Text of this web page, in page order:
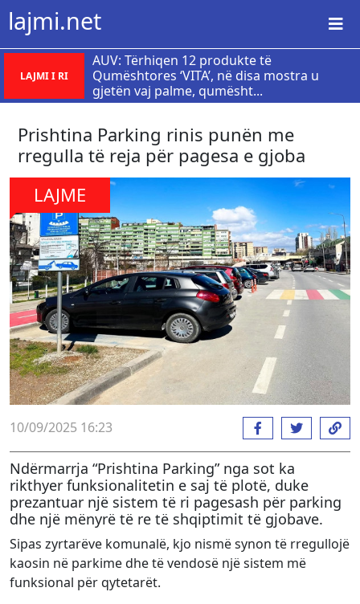
lajmi.net
LAJMI I RI
AUV: Tërhiqen 12 produkte të
Qumështores ‘VITA’, në disa mostra u
gjetën vaj palme, qumësht...
​Prishtina Parking rinis punën me
rregulla të reja për pagesa e gjoba
LAJME
10/09/2025 16:23
Ndërmarrja “Prishtina Parking” nga sot ka
rikthyer funksionalitetin e saj të plotë, duke
prezantuar një sistem të ri pagesash për parking
dhe një mënyrë të re të shqiptimit të gjobave.
Sipas zyrtarëve komunalë, kjo nismë synon të rregullojë
kaosin në parkime dhe të vendosë një sistem më
funksional për qytetarët.